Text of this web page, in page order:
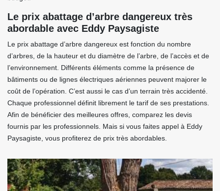
Le prix abattage d’arbre dangereux très
abordable avec Eddy Paysagiste
Le prix abattage d’arbre dangereux est fonction du nombre
d’arbres, de la hauteur et du diamètre de l’arbre, de l’accès et de
l’environnement. Différents éléments comme la présence de
bâtiments ou de lignes électriques aériennes peuvent majorer le
coût de l’opération. C’est aussi le cas d’un terrain très accidenté.
Chaque professionnel définit librement le tarif de ses prestations.
Afin de bénéficier des meilleures offres, comparez les devis
fournis par les professionnels. Mais si vous faites appel à Eddy
Paysagiste, vous profiterez de prix très abordables.